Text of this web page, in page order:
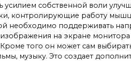
усилием собственной воли
контролирующие работу
необходимо поддерживать
на экране
того он может сам
музыку. Это создает